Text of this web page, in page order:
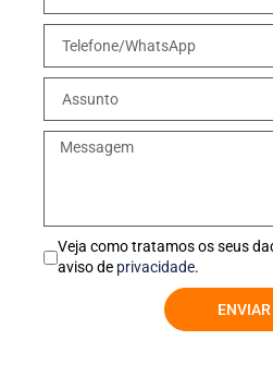
Veja como tratamos os seus
aviso de privacidade.
ENVIAR